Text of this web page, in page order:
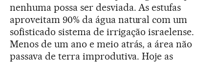
nenhuma possa ser desviada. As estufas
aproveitam 90% da água natural com um
sofisticado sistema de irrigação israelense.
Menos de um ano e meio atrás, a área não
passava de terra improdutiva. Hoje as